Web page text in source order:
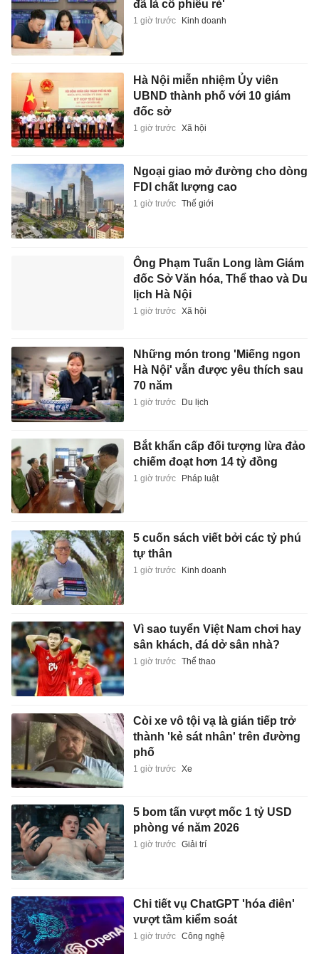
đã là cổ phiếu rẻ'
1 giờ trước Kinh doanh
Hà Nội miễn nhiệm Ủy viên
UBND thành phố với 10 giám
đốc sở
1 giờ trước Xã hội
Ngoại giao mở đường cho dòng
FDI chất lượng cao
1 giờ trước Thế giới
Ông Phạm Tuấn Long làm Giám
đốc Sở Văn hóa, Thể thao và Du
lịch Hà Nội
1 giờ trước Xã hội
Những món trong 'Miếng ngon
Hà Nội' vẫn được yêu thích sau
70 năm
1 giờ trước Du lịch
Bắt khẩn cấp đối tượng lừa đảo
chiếm đoạt hơn 14 tỷ đồng
1 giờ trước Pháp luật
5 cuốn sách viết bởi các tỷ phú
tự thân
1 giờ trước Kinh doanh
Vì sao tuyển Việt Nam chơi hay
sân khách, đá dở sân nhà?
1 giờ trước Thể thao
Còi xe vô tội vạ là gián tiếp trở
thành 'kẻ sát nhân' trên đường
phố
1 giờ trước Xe
5 bom tấn vượt mốc 1 tỷ USD
phòng vé năm 2026
1 giờ trước Giải trí
Chi tiết vụ ChatGPT 'hóa điên'
vượt tầm kiểm soát
1 giờ trước Công nghệ